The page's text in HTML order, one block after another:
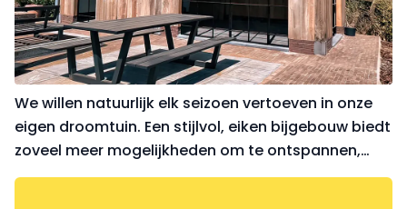
We willen natuurlijk elk seizoen vertoeven in onze
eigen droomtuin. Een stijlvol, eiken bijgebouw biedt
zoveel meer mogelijkheden om te ontspannen,
welke weersomstandigheden er ook mogen zijn.